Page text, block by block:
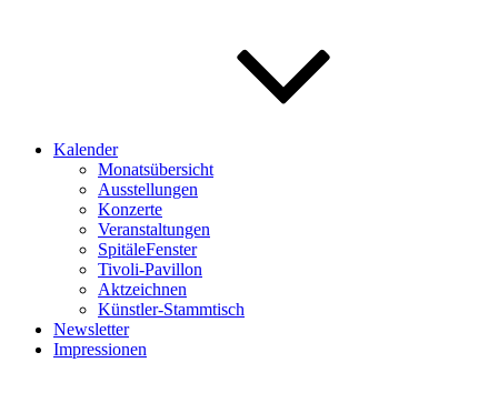
Kalender
Monatsübersicht
Ausstellungen
Konzerte
Veranstaltungen
SpitäleFenster
Tivoli-Pavillon
Aktzeichnen
Künstler-Stammtisch
Newsletter
Impressionen